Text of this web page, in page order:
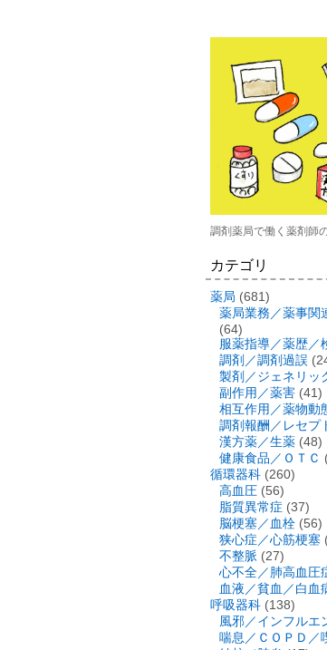
調剤薬局で働く薬剤師
カテゴリ
薬局 (681)
薬局業務／薬事関
(64)
服薬指導／薬歴／
調剤／調剤過誤
製剤／ジェネリッ
副作用／薬害 (41)
相互作用／薬物動
調剤報酬／レセプ
漢方薬／生薬 (48)
健康食品／ＯＴＣ
循環器科 (260)
高血圧 (56)
脂質異常症 (37)
脳梗塞／血栓 (56)
狭心症／心筋梗塞
不整脈 (27)
心不全／肺高血圧
血液／貧血／白血
呼吸器科 (138)
風邪／インフルエ
喘息／ＣＯＰＤ／